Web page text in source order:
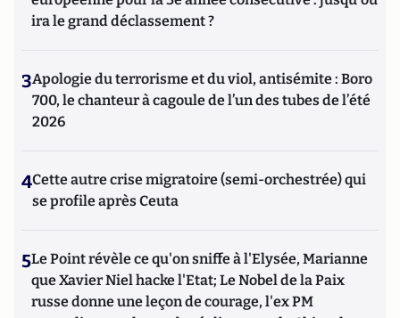
ira le grand déclassement ?
3Apologie du terrorisme et du viol, antisémite : Boro
700, le chanteur à cagoule de l’un des tubes de l’été
2026
4Cette autre crise migratoire (semi-orchestrée) qui
se profile après Ceuta
5Le Point révèle ce qu'on sniffe à l'Elysée, Marianne
que Xavier Niel hacke l'Etat; Le Nobel de la Paix
russe donne une leçon de courage, l'ex PM